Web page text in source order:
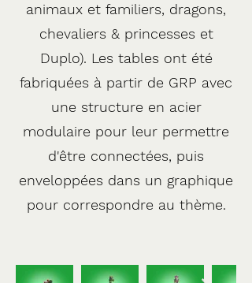
animaux et familiers, dragons,
chevaliers & princesses et
Duplo). Les tables ont été
fabriquées à partir de GRP avec
une structure en acier
modulaire pour leur permettre
d'être connectées, puis
enveloppées dans un graphique
pour correspondre au thème.